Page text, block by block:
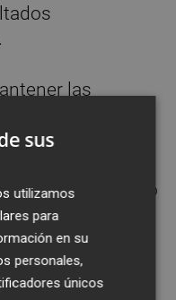
las
carteras más
perfiles de riesgo
en EE UU desde
activa de
sus
utilizamos
para
en su
personales,
únicos